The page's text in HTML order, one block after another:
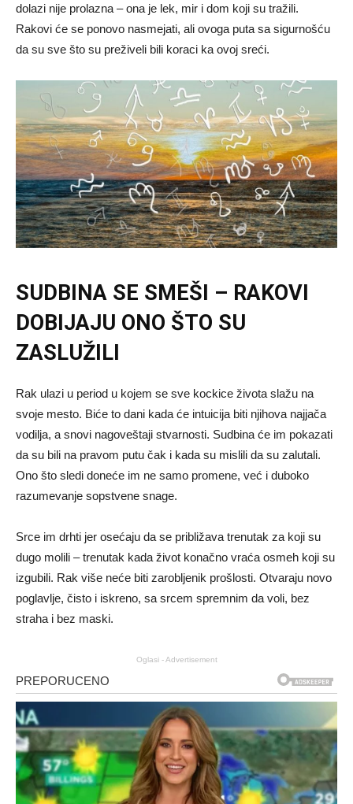
dolazi nije prolazna – ona je lek, mir i dom koji su tražili.
Rakovi će se ponovo nasmejati, ali ovoga puta sa sigurnošću
da su sve što su preživeli bili koraci ka ovoj sreći.
SUDBINA SE SMEŠI – RAKOVI
DOBIJAJU ONO ŠTO SU
ZASLUŽILI
Rak ulazi u period u kojem se sve kockice života slažu na
svoje mesto. Biće to dani kada će intuicija biti njihova najjača
vodilja, a snovi nagoveštaji stvarnosti. Sudbina će im pokazati
da su bili na pravom putu čak i kada su mislili da su zalutali.
Ono što sledi doneće im ne samo promene, već i duboko
razumevanje sopstvene snage.
Srce im drhti jer osećaju da se približava trenutak za koji su
dugo molili – trenutak kada život konačno vraća osmeh koji su
izgubili. Rak više neće biti zarobljenik prošlosti. Otvaraju novo
poglavlje, čisto i iskreno, sa srcem spremnim da voli, bez
straha i bez maski.
Oglasi - Advertisement